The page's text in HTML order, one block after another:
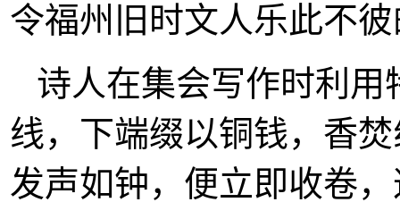
令福州旧时文人乐此不
诗人在集会写作时利
线，下端缀以铜钱，香
发声如钟，便立即收卷